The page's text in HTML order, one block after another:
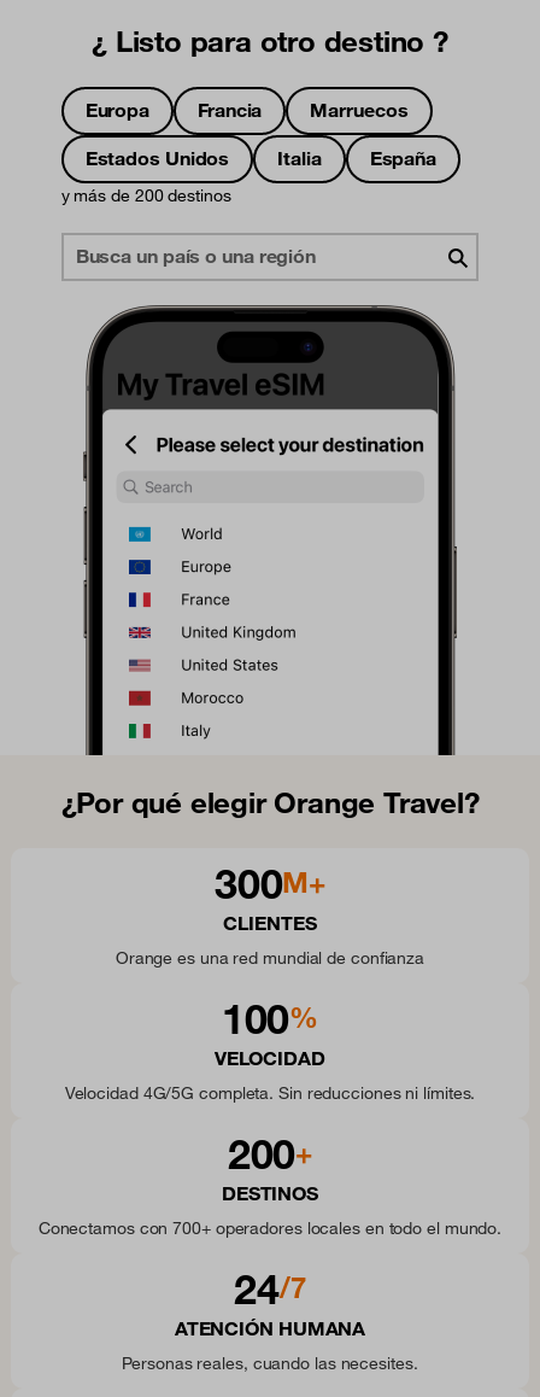
¿ Listo para otro destino ?
Europa Francia
Marruecos
Estados Unidos
Italia España
y más de 200 destinos
¿Por qué elegir Orange Travel?
300M+
CLIENTES
Orange es una red mundial de confianza
100%
VELOCIDAD
Velocidad 4G/5G completa. Sin reducciones ni límites.
200+
DESTINOS
Conectamos con 700+ operadores locales en todo el mundo.
24/7
ATENCIÓN HUMANA
Personas reales, cuando las necesites.